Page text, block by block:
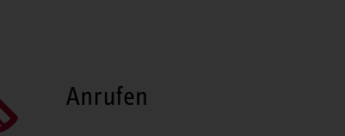
Anrufen